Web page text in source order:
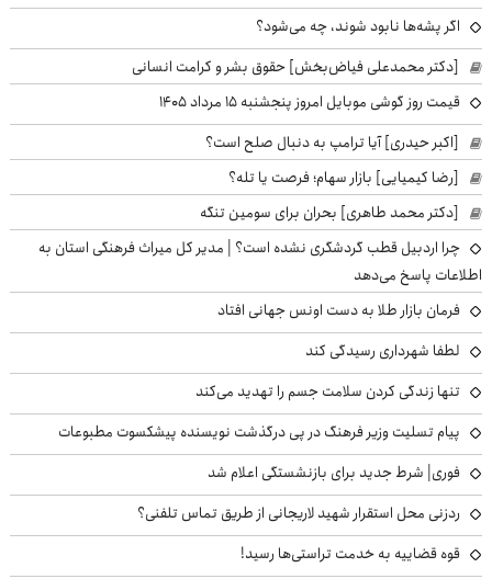
اگر پشه‌ها نابود شوند، چه می‌شود؟
[دکتر محمدعلی فیاض‌بخش] حقوق بشر و کرامت انسانی
قیمت روز گوشی موبایل امروز پنجشنبه ۱۵ مرداد ۱۴۰۵
[اکبر حیدری] آیا ترامپ به دنبال صلح است؟
[رضا کیمیایی] بازار سهام؛ فرصت یا تله؟
[دکتر محمد طاهری] بحران برای سومین تنگه
چرا اردبیل قطب گردشگری نشده است؟ | مدیر کل میراث فرهنگی استان به
اطلاعات پاسخ می‌دهد
فرمان بازار طلا به دست اونس جهانی افتاد
لطفا شهرداری رسیدگی کند
تنها زندگی کردن سلامت جسم را تهدید می‌کند
پیام تسلیت وزیر فرهنگ در پی درگذشت نویسنده پیشکسوت مطبوعات
فوری| شرط جدید برای بازنشستگی اعلام شد
ردزنی محل استقرار شهید لاریجانی از طریق تماس تلفنی؟
قوه قضاییه به خدمت تراستی‌ها رسید!